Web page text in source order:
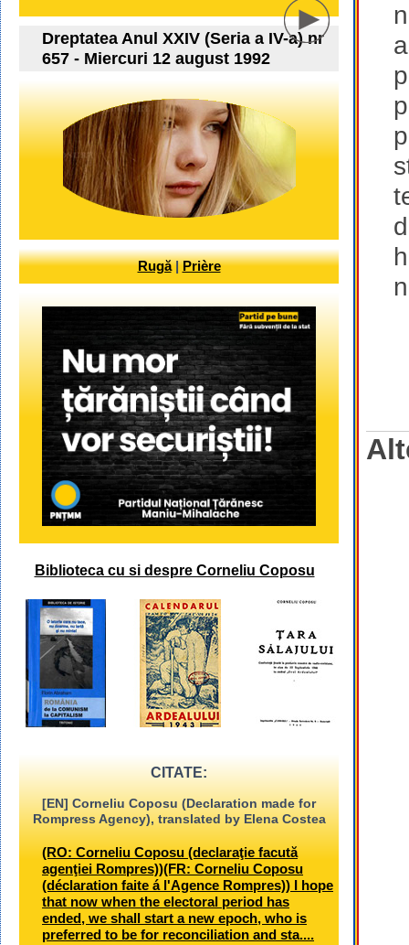
Dreptatea Anul XXIV (Seria a IV-a) nr
657 - Miercuri 12 august 1992
Rugă|Prière
Biblioteca cu si despre Corneliu Coposu
CITATE:
[EN] Corneliu Coposu (Declaration made for
Rompress Agency), translated by Elena Costea
(RO: Corneliu Coposu (declaraţie facută
agenţiei Rompres))(FR: Corneliu Coposu
(déclaration faite á l'Agence Rompres)) I hope
that now when the electoral period has
ended, we shall start a new epoch, who is
preferred to be for reconciliation and sta....